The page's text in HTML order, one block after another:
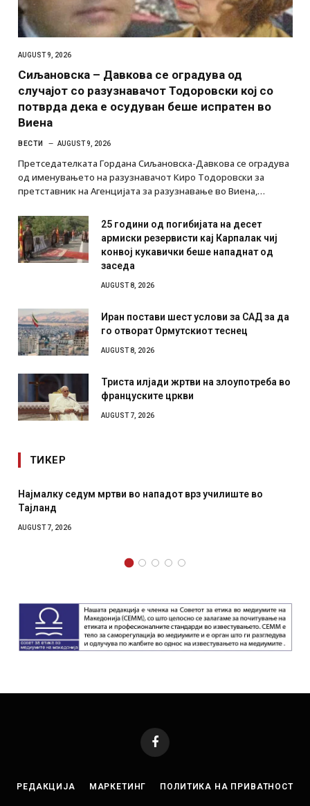
AUGUST 9, 2026
Сиљановска – Давкова се оградува од
случајот со разузнавачот Тодоровски кој со
потврда дека е осудуван беше испратен во
Виена
ВЕСТИ AUGUST 9, 2026
Претседателката Гордана Сиљановска-Давкова се оградува
од именувањето на разузнавачот Киро Тодоровски за
претставник на Агенцијата за разузнавање во Виена,…
25 години од погибијата на десет
армиски резервисти кај Карпалак чиј
конвој кукавички беше нападнат од
заседа
AUGUST 8, 2026
Иран постави шест услови за САД за да
го отворат Ормутскиот теснец
AUGUST 8, 2026
Триста илјади жртви на злоупотреба во
француските цркви
AUGUST 7, 2026
ТИКЕР
мртви во нападот врз училиште во
СОЗИС:
Facebook
РЕДАКЦИЈА МАРКЕТИНГ ПОЛИТИКА НА ПРИВАТНОСТ